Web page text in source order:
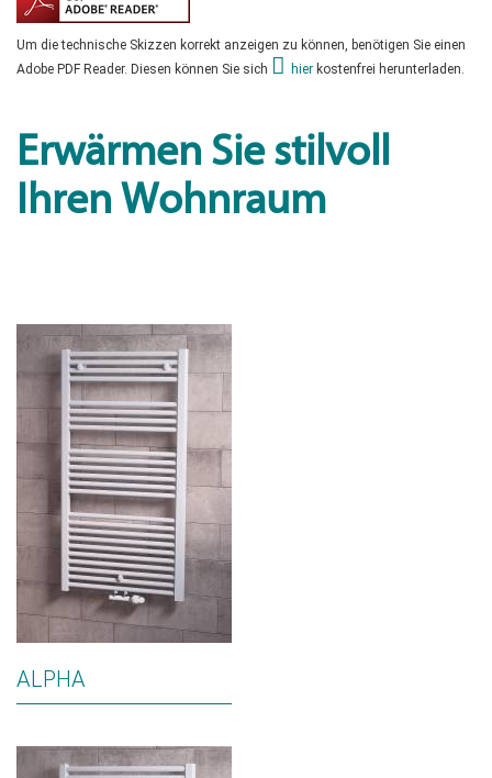
Um die technische Skizzen korrekt anzeigen zu können, benötigen Sie einen
Adobe PDF Reader. Diesen können Sie sich
hier kostenfrei herunterladen.
Erwärmen Sie stilvoll
Ihren Wohnraum
ALPHA